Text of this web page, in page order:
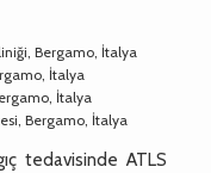
Bergamo, İtalya
İtalya
İtalya
Bergamo, İtalya
tedavisinde ATLS